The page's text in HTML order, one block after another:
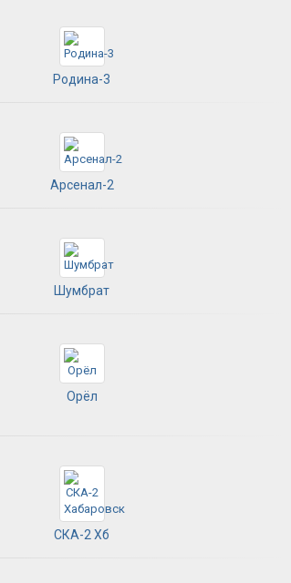
Родина-3
Арсенал-2
Шумбрат
Орёл
СКА-2 Хб